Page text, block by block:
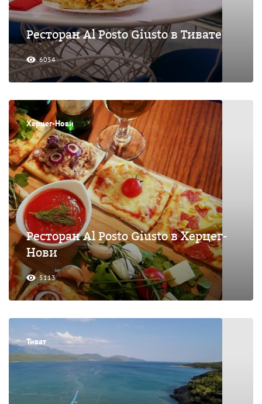
Ресторан Al Posto Giusto в Тивате
6054
Херцег-Нови
Ресторан Al Posto Giusto в Херцег-
Нови
5113
Тиват